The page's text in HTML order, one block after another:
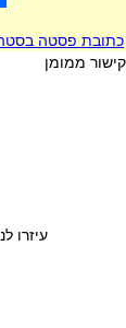
כתובת פסטה
קישור ממומן
עיזרו